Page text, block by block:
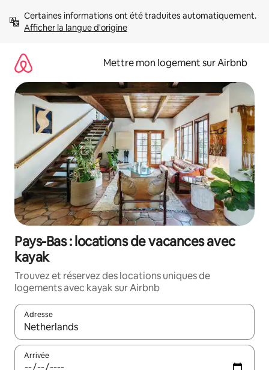
directement
Afficher la langue d'origine
Mettre mon logement sur Airbnb
Pays-Bas : locations de vacances avec
kayak
Trouvez et réservez des locations uniques de
logements avec kayak sur Airbnb
Adresse
Lorsque les résultats s'affichent, utilisez les flèches vers le
Arrivée